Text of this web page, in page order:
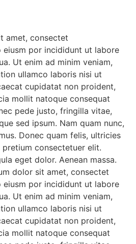
amet, consectet
eiusm por incididunt ut labore
Ut enim ad minim veniam,
ullamco laboris nisi ut
cupidatat non proident,
mollit natoque consequat
pede justo, fringilla vitae,
sed ipsum. Nam quam nunc,
Donec quam felis, ultricies
pretium consectetuer elit.
eget dolor. Aenean massa.
dolor sit amet, consectet
eiusm por incididunt ut labore
Ut enim ad minim veniam,
ullamco laboris nisi ut
cupidatat non proident,
mollit natoque consequat